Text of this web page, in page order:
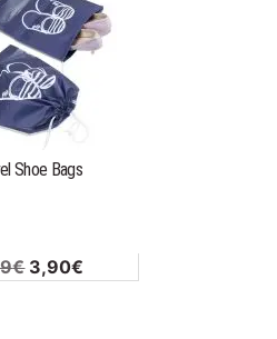
Shoe Bags
€ Original
3,90€